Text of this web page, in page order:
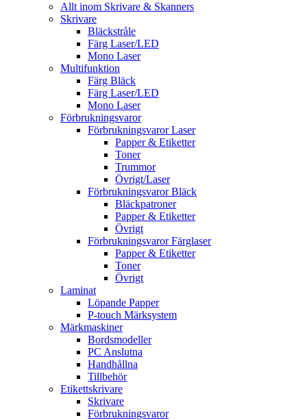
Allt inom Skrivare & Skanners
Skrivare
Bläckstråle
Färg Laser/LED
Mono Laser
Multifunktion
Färg Bläck
Färg Laser/LED
Mono Laser
Förbrukningsvaror
Förbrukningsvaror Laser
Papper & Etiketter
Toner
Trummor
Övrigt/Laser
Förbrukningsvaror Bläck
Bläckpatroner
Papper & Etiketter
Övrigt
Förbrukningsvaror Färglaser
Papper & Etiketter
Toner
Övrigt
Laminat
Löpande Papper
P-touch Märksystem
Märkmaskiner
Bordsmodeller
PC Anslutna
Handhållna
Tillbehör
Etikettskrivare
Skrivare
Förbrukningsvaror